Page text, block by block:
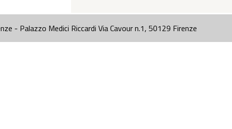
- Palazzo Medici Riccardi Via Cavour n.1, 50129 Firenze